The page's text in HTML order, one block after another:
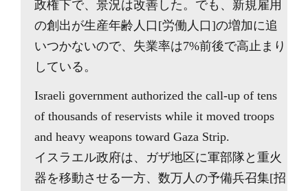
政権下で、景況は改善した。でも、新規雇用
の創出が生産年齢人口[労働人口]の増加に追
いつかないので、失業率は7%前後で高止まり
している。
Israeli government authorized the call-up of tens
of thousands of reservists while it moved troops
and heavy weapons toward Gaza Strip.
イスラエル政府は、ガザ地区に軍部隊と重火
器を移動させる一方、数万人の予備兵召集[招